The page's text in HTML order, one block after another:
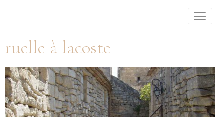
ruelle à lacoste